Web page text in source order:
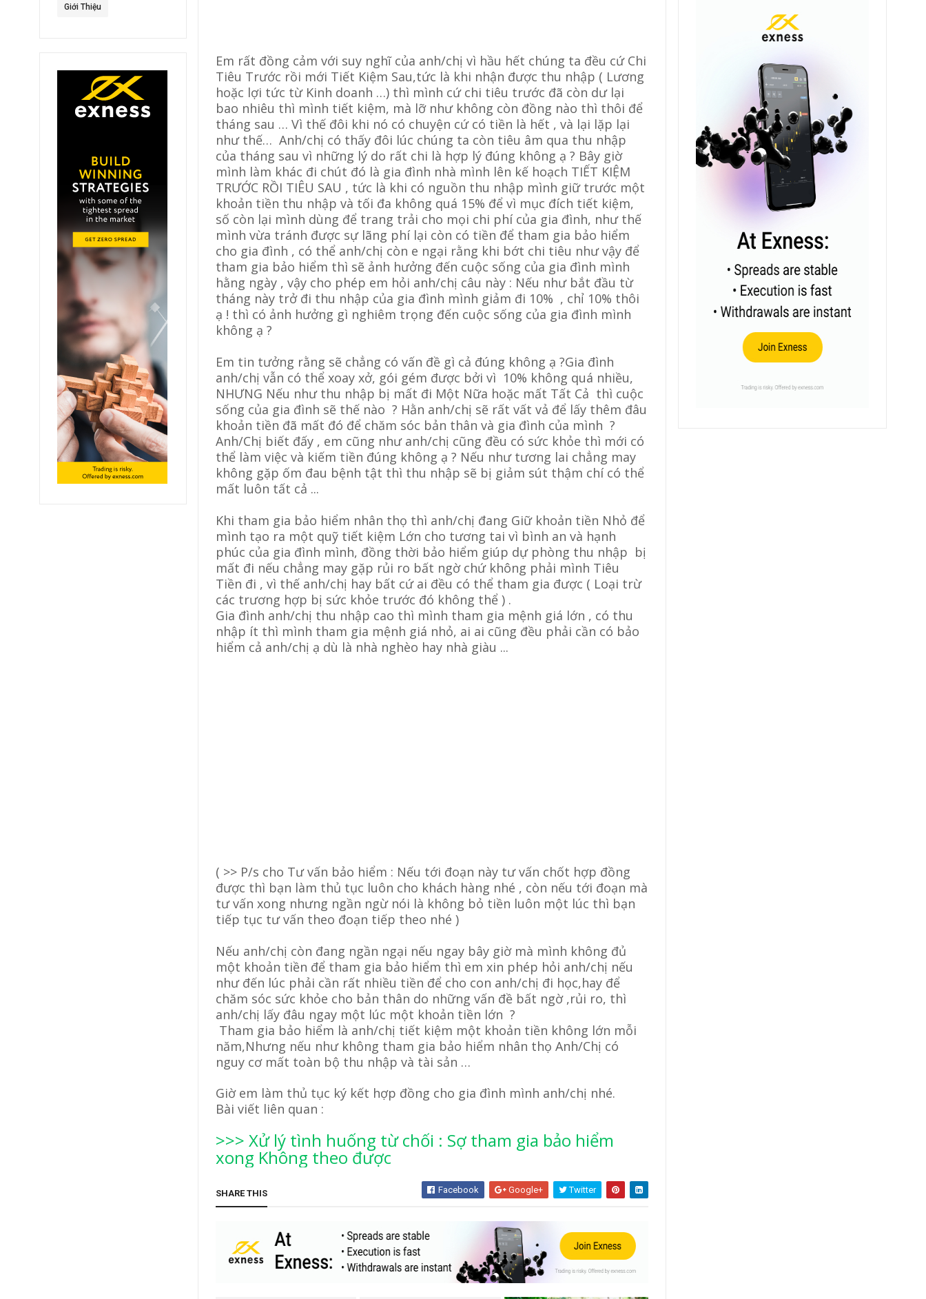
Giới Thiệu
Em rất đồng cảm với suy nghĩ của anh/chị vì hầu hết chúng ta đều cứ Chi
Tiêu Trước rồi mới Tiết Kiệm Sau,tức là khi nhận được thu nhập ( Lương
hoặc lợi tức từ Kinh doanh …) thì mình cứ chi tiêu trước đã còn dư lại
bao nhiêu thì mình tiết kiệm, mà lỡ như không còn đồng nào thì thôi để
tháng sau … Vì thế đôi khi nó có chuyện cứ có tiền là hết , và lại lặp lại
như thế… Anh/chị có thấy đôi lúc chúng ta còn tiêu âm qua thu nhập
của tháng sau vì những lý do rất chi là hợp lý đúng không ạ ? Bây giờ
mình làm khác đi chút đó là gia đình nhà mình lên kế hoạch TIẾT KIỆM
TRƯỚC RỒI TIÊU SAU , tức là khi có nguồn thu nhập mình giữ trước một
khoản tiền thu nhập và tối đa không quá 15% để vì mục đích tiết kiệm,
số còn lại mình dùng để trang trải cho mọi chi phí của gia đình, như thế
mình vừa tránh được sự lãng phí lại còn có tiền để tham gia bảo hiểm
cho gia đình , có thể anh/chị còn e ngại rằng khi bớt chi tiêu như vậy để
tham gia bảo hiểm thì sẽ ảnh hưởng đến cuộc sống của gia đình mình
hằng ngày , vậy cho phép em hỏi anh/chị câu này : Nếu như bắt đầu từ
tháng này trở đi thu nhập của gia đình mình giảm đi 10% , chỉ 10% thôi
ạ ! thì có ảnh hưởng gì nghiêm trọng đến cuộc sống của gia đình mình
không ạ ?
Em tin tưởng rằng sẽ chẳng có vấn đề gì cả đúng không ạ ?Gia đình
anh/chị vẫn có thể xoay xở, gói gém được bởi vì 10% không quá nhiều,
NHƯNG Nếu như thu nhập bị mất đi Một Nữa hoặc mất Tất Cả thì cuộc
sống của gia đình sẽ thế nào ? Hằn anh/chị sẽ rất vất vả để lấy thêm đâu
khoản tiền đã mất đó để chăm sóc bản thân và gia đình của mình ?
Anh/Chị biết đấy , em cũng như anh/chị cũng đều có sức khỏe thì mới có
thể làm việc và kiếm tiền đúng không ạ ? Nếu như tương lai chẳng may
không gặp ốm đau bệnh tật thì thu nhập sẽ bị giảm sút thậm chí có thể
mất luôn tất cả ...
Khi tham gia bảo hiểm nhân thọ thì anh/chị đang Giữ khoản tiền Nhỏ để
mình tạo ra một quỹ tiết kiệm Lớn cho tương tai vì bình an và hạnh
phúc của gia đình mình, đồng thời bảo hiểm giúp dự phòng thu nhập bị
mất đi nếu chẳng may gặp rủi ro bất ngờ chứ không phải mình Tiêu
Tiền đi , vì thế anh/chị hay bất cứ ai đều có thể tham gia được ( Loại trừ
các trương hợp bị sức khỏe trước đó không thể ) .
Gia đình anh/chị thu nhập cao thì mình tham gia mệnh giá lớn , có thu
nhập ít thì mình tham gia mệnh giá nhỏ, ai ai cũng đều phải cần có bảo
hiểm cả anh/chị ạ dù là nhà nghèo hay nhà giàu ...
( >> P/s cho Tư vấn bảo hiểm : Nếu tới đoạn này tư vấn chốt hợp đồng
được thì bạn làm thủ tục luôn cho khách hàng nhé , còn nếu tới đoạn mà
tư vấn xong nhưng ngần ngừ nói là không bỏ tiền luôn một lúc thì bạn
tiếp tục tư vấn theo đoạn tiếp theo nhé )
Nếu anh/chị còn đang ngần ngại nếu ngay bây giờ mà mình không đủ
một khoản tiền để tham gia bảo hiểm thì em xin phép hỏi anh/chị nếu
như đến lúc phải cần rất nhiều tiền để cho con anh/chị đi học,hay để
chăm sóc sức khỏe cho bản thân do những vấn đề bất ngờ ,rủi ro, thì
anh/chị lấy đâu ngay một lúc một khoản tiền lớn ?
Tham gia bảo hiểm là anh/chị tiết kiệm một khoản tiền không lớn mỗi
năm,Nhưng nếu như không tham gia bảo hiểm nhân thọ Anh/Chị có
nguy cơ mất toàn bộ thu nhập và tài sản …
Giờ em làm thủ tục ký kết hợp đồng cho gia đình mình anh/chị nhé.
Bài viết liên quan :
>>> Xử lý tình huống từ chối : Sợ tham gia bảo hiểm
xong Không theo được
SHARE THIS Facebook Google+ Twitter